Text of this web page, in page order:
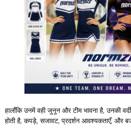
हालाँकि उनमें वही जुनून और टीम भावना है, उनकी
होती है, कपड़े, सजावट, प्रदर्शन आवश्यकताएँ, और